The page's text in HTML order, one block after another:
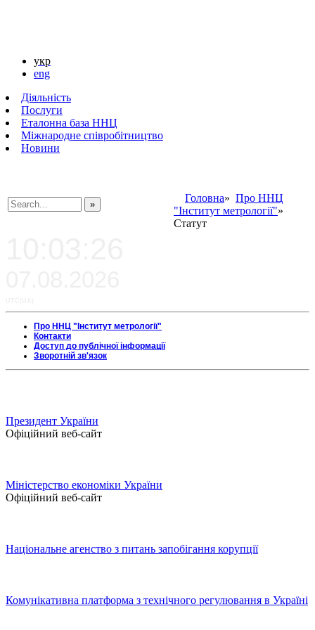
укр
eng
Діяльність
Послуги
Еталонна база ННЦ
Міжнародне співробітництво
Новини
Головна» Про ННЦ
"Інститут метрології"»
Статут
Про ННЦ "Інститут метрології"
Контакти
Доступ до публічної інформації
Зворотній зв'язок
Президент України
Офіційний веб-сайт
Міністерство економіки України
Офіційний веб-сайт
Національне агенство з питань запобігання корупції
Комунікативна платформа з технічного регулювання в Україні